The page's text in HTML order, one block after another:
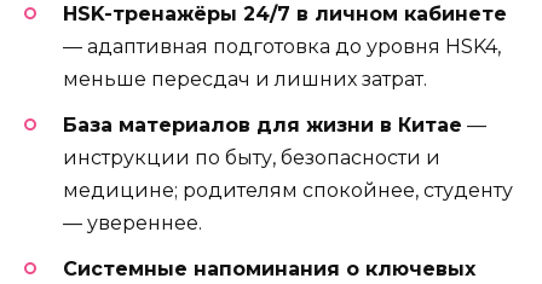
HSK-тренажёры 24/7 в личном кабинете
— адаптивная подготовка до уровня HSK4,
меньше пересдач и лишних затрат.
База материалов для жизни в Китае —
инструкции по быту, безопасности и
медицине; родителям спокойнее, студенту
— увереннее.
Системные напоминания о ключевых